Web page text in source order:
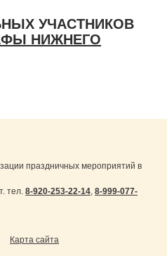
УЧАСТНИКОВ
НИЖНЕГО
праздничных мероприятий в
тел. 8-920-253-22-14, 8-999-077-
Карта сайта